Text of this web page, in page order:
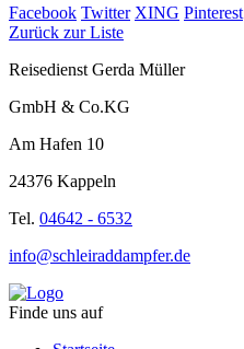
Facebook Twitter XING Pinterest
Zurück zur Liste
Reisedienst Gerda Müller
GmbH & Co.KG
Am Hafen 10
24376 Kappeln
Tel. 04642 - 6532
info@schleiraddampfer.de
Finde uns auf